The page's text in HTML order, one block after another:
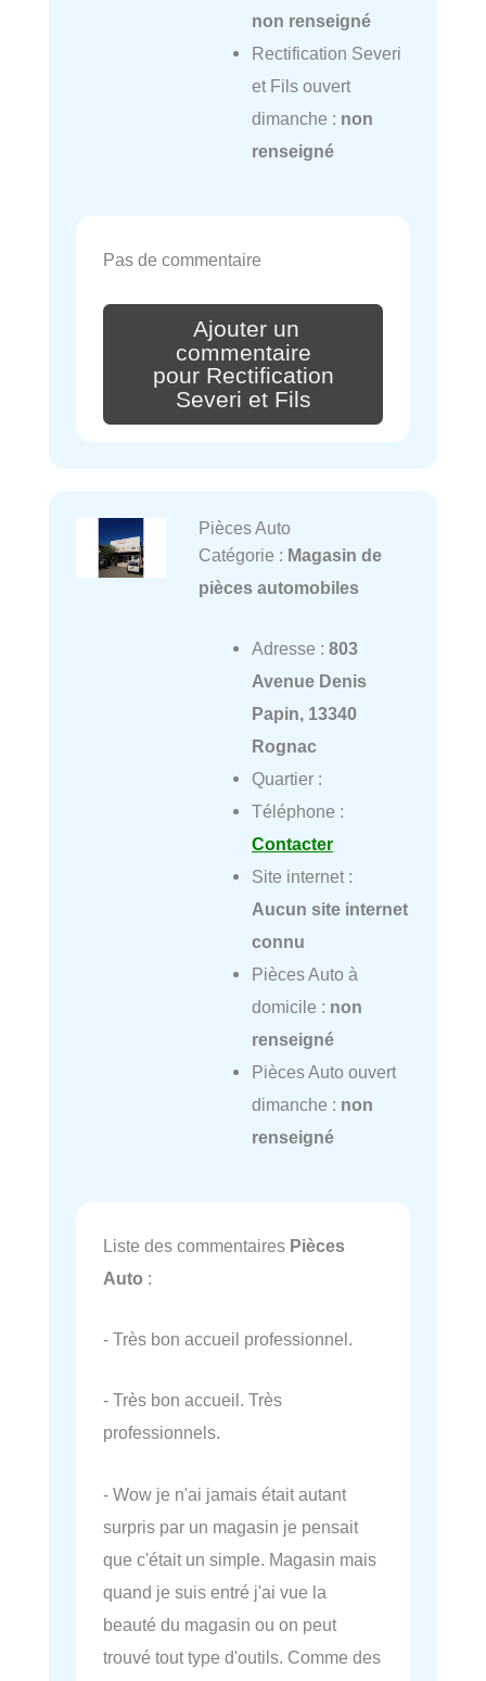
non renseigné
Rectification Severi
et Fils ouvert
dimanche : non
renseigné
Pas de commentaire
Ajouter un
commentaire
pour Rectification
Severi et Fils
Pièces Auto
Catégorie : Magasin de
pièces automobiles
Adresse : 803
Avenue Denis
Papin, 13340
Rognac
Quartier :
Téléphone :
Contacter
Site internet :
Aucun site internet
connu
Pièces Auto à
domicile : non
renseigné
Pièces Auto ouvert
dimanche : non
renseigné
Liste des commentaires Pièces
Auto :
- Très bon accueil professionnel.
- Très bon accueil. Très
professionnels.
- Wow je n'ai jamais était autant
surpris par un magasin je pensait
que c'était un simple. Magasin mais
quand je suis entré j'ai vue la
beauté du magasin ou on peut
trouvé tout type d'outils. Comme des